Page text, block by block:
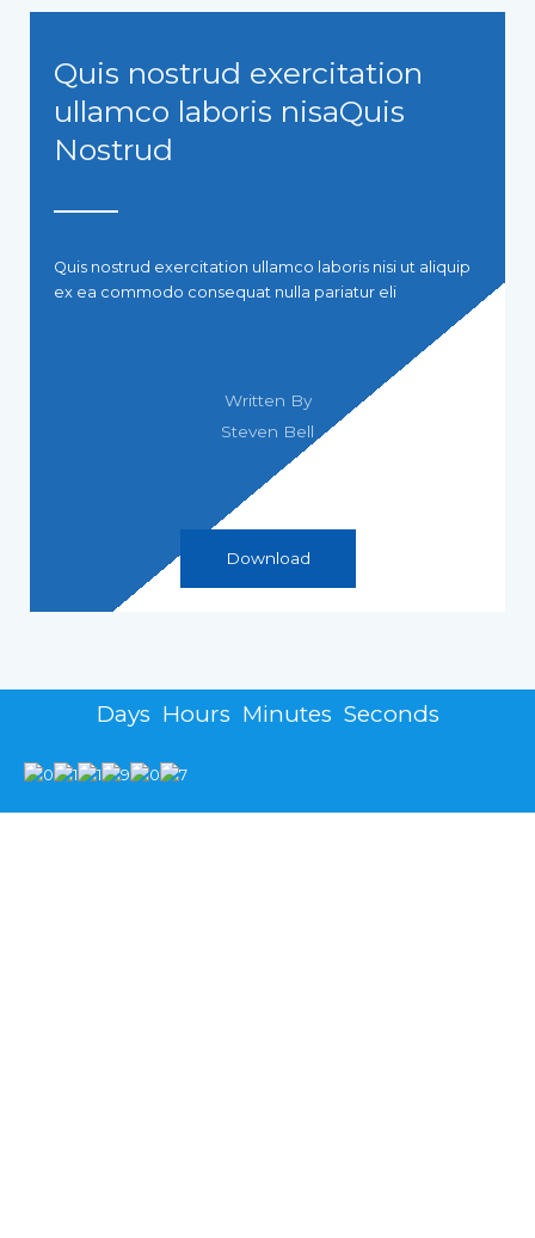
Quis nostrud exercitation
ullamco laboris nisaQuis
Nostrud
Quis nostrud exercitation ullamco laboris nisi ut aliquip
ex ea commodo consequat nulla pariatur eli
Written By
Steven Bell
Download
Days Hours Minutes Seconds